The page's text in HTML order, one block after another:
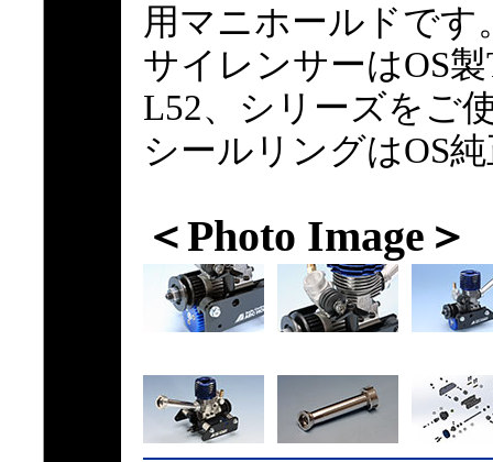
用マニホールドです
サイレンサーはOS製
L52、シリーズをご
シールリングはOS
＜Photo Image＞